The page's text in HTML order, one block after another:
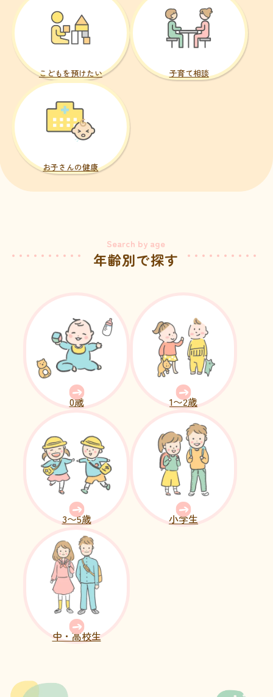
こどもを預けたい 子育て相談
お子さんの健康
年齢別で探す
0歳 1〜2歳
3〜5歳 小学生
中・高校生